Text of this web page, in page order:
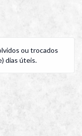
ou trocados
dias úteis.